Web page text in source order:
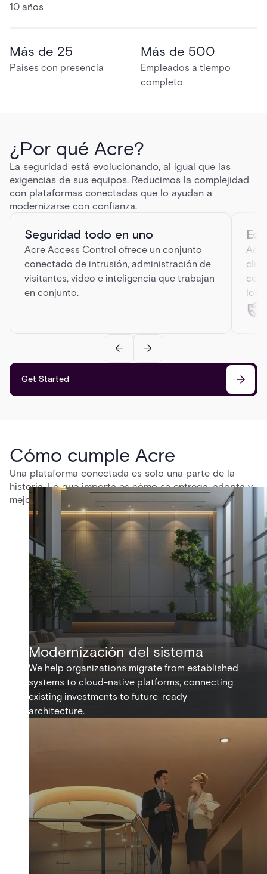
10 años
Más de 25
Países con presencia
Más de 500
Empleados a tiempo
completo
¿Por qué Acre?
La seguridad está evolucionando, al igual que las
exigencias de sus equipos. Reducimos la complejidad
con plataformas conectadas que lo ayudan a
modernizarse con confianza.
Seguridad todo en uno
Acre Access Control ofrece un conjunto
conectado de intrusión, administración de
visitantes, video e inteligencia que trabajan
en conjunto.
los
Get Started
Cómo cumple Acre
Una plataforma conectada es solo una parte de la
historia. Lo que importa es cómo se entrega, adopta y
mejora con el tiempo.
Modernización del sistema
We help organizations migrate from established
systems to cloud-native platforms, connecting
existing investments to future-ready
architecture.